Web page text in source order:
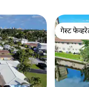
गेस्ट
गेस्ट